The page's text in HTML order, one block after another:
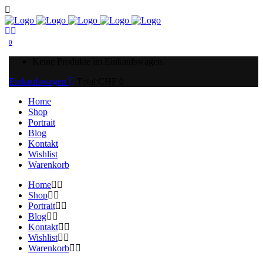
0
Einkaufswagen
Home
Shop
Portrait
Blog
Kontakt
Wishlist
Warenkorb
Home
Shop
Portrait
Blog
Kontakt
Wishlist
Warenkorb